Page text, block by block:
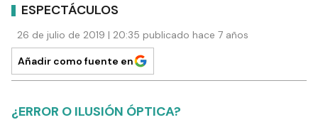
ESPECTÁCULOS
26 de julio de 2019 | 20:35 publicado hace 7 años
Añadir como fuente en
¿ERROR O ILUSIÓN ÓPTICA?